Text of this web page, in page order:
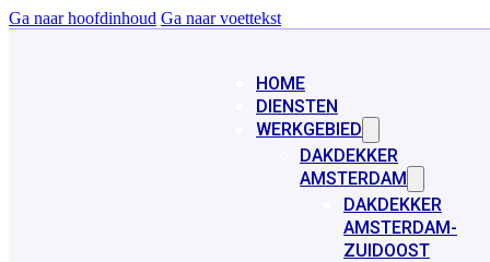
Ga naar hoofdinhoud Ga naar voettekst
HOME
DIENSTEN
WERKGEBIED
DAKDEKKER
AMSTERDAM
DAKDEKKER
AMSTERDAM-
ZUIDOOST